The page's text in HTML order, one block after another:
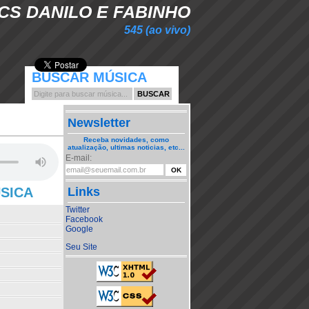
DANILO E FABINHO
545 (ao vivo)
BUSCAR MÚSICA
Newsletter
Receba novidades, como
atualização, ultimas noticias, etc...
E-mail:
Links
Twitter
Facebook
Google
Seu Site